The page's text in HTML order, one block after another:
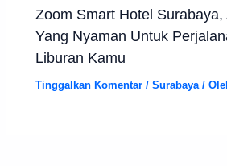
Zoom Smart Hotel Surabaya,
Yang Nyaman Untuk
Liburan Kamu
Tinggalkan Komentar /Surabaya /